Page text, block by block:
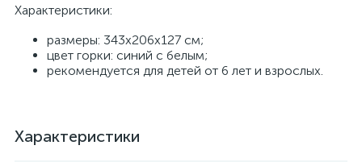
Характеристики:
размеры: 343х206х127 см;
цвет горки: синий с белым;
рекомендуется для детей от 6 лет и взрослых.
Характеристики